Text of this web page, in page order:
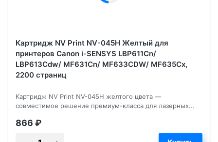
Картридж NV Print NV-045H Желтый для
принтеров Canon i-SENSYS LBP611Cn/
LBP613Cdw/ MF631Cn/ MF633CDW/ MF635Cx,
2200 страниц
Картридж NV Print NV-045H желтого цвета —
совместимое решение премиум-класса для лазерных...
866 ₽